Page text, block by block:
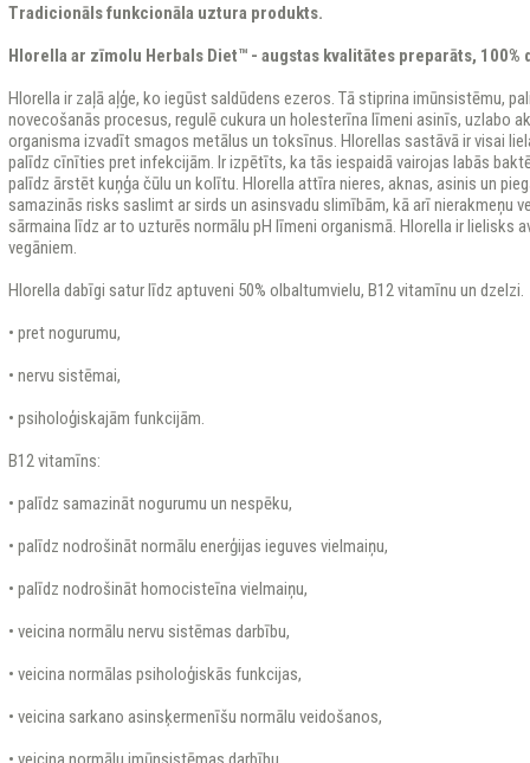
Tradicionāls funkcionāla uztura produkts.
Hlorella ar zīmolu Herbals Diet™ - augstas kvalitātes preparāts, 100%
Hlorella ir zaļā aļģe, ko iegūst saldūdens ezeros. Tā stiprina imūnsistēmu,
novecošanās procesus, regulē cukura un holesterīna līmeni asinīs, uzlabo
organisma izvadīt smagos metālus un toksīnus. Hlorellas sastāvā ir visai
palīdz cīnīties pret infekcijām. Ir izpētīts, ka tās iespaidā vairojas labās
palīdz ārstēt kuņģa čūlu un kolītu. Hlorella attīra nieres, aknas, asinis un
samazinās risks saslimt ar sirds un asinsvadu slimībām, kā arī nierakmeņu
sārmaina līdz ar to uzturēs normālu pH līmeni organismā. Hlorella ir lielisks
vegāniem.
Hlorella dabīgi satur līdz aptuveni 50% olbaltumvielu, B12 vitamīnu un dzelzi.
• pret nogurumu,
• nervu sistēmai,
• psiholoģiskajām funkcijām.
B12 vitamīns:
• palīdz samazināt nogurumu un nespēku,
• palīdz nodrošināt normālu enerģijas ieguves vielmaiņu,
• palīdz nodrošināt homocisteīna vielmaiņu,
• veicina normālu nervu sistēmas darbību,
• veicina normālas psiholoģiskās funkcijas,
• veicina sarkano asinsķermenīšu normālu veidošanos,